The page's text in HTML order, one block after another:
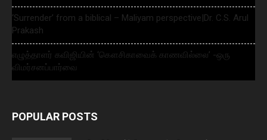
‘Surrender’ from a biblical – Maliyam perspective|Dr. C.S. Arul
Prakash
எழுத்தாளர் கவிஜியின் ‘கௌசிகாவைக் காணவில்லை’ -ஒரு
விமர்சனப்பார்வை
POPULAR POSTS